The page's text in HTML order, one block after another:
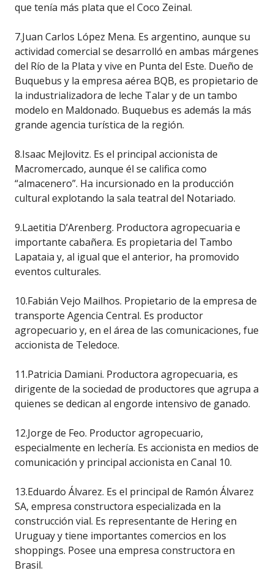
que tenía más plata que el Coco Zeinal.
7.Juan Carlos López Mena. Es argentino, aunque su
actividad comercial se desarrolló en ambas márgenes
del Río de la Plata y vive en Punta del Este. Dueño de
Buquebus y la empresa aérea BQB, es propietario de
la industrializadora de leche Talar y de un tambo
modelo en Maldonado. Buquebus es además la más
grande agencia turística de la región.
8.Isaac Mejlovitz. Es el principal accionista de
Macromercado, aunque él se califica como
“almacenero”. Ha incursionado en la producción
cultural explotando la sala teatral del Notariado.
9.Laetitia D’Arenberg. Productora agropecuaria e
importante cabañera. Es propietaria del Tambo
Lapataia y, al igual que el anterior, ha promovido
eventos culturales.
10.Fabián Vejo Mailhos. Propietario de la empresa de
transporte Agencia Central. Es productor
agropecuario y, en el área de las comunicaciones, fue
accionista de Teledoce.
11.Patricia Damiani. Productora agropecuaria, es
dirigente de la sociedad de productores que agrupa a
quienes se dedican al engorde intensivo de ganado.
12.Jorge de Feo. Productor agropecuario,
especialmente en lechería. Es accionista en medios de
comunicación y principal accionista en Canal 10.
13.Eduardo Álvarez. Es el principal de Ramón Álvarez
SA, empresa constructora especializada en la
construcción vial. Es representante de Hering en
Uruguay y tiene importantes comercios en los
shoppings. Posee una empresa constructora en
Brasil.